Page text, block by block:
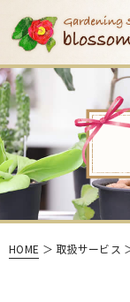
HOME ＞ 取扱サービス